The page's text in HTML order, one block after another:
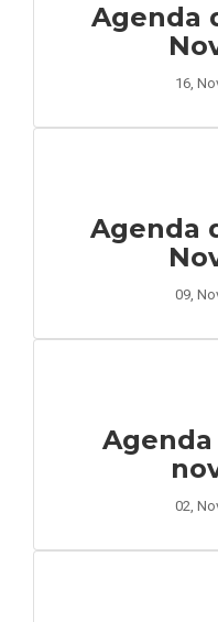
Agenda
16,
Agenda
09,
02,